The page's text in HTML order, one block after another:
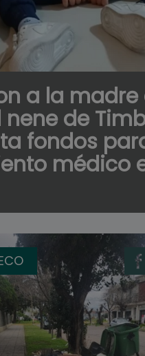
a la madre
nene de
fondos
médico